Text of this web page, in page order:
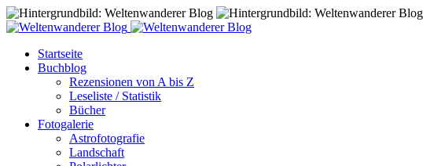
Startseite
Buchblog
Rezensionen von A bis Z
Leseliste / Statistik
Bücher
Fotogalerie
Astrofotografie
Landschaft